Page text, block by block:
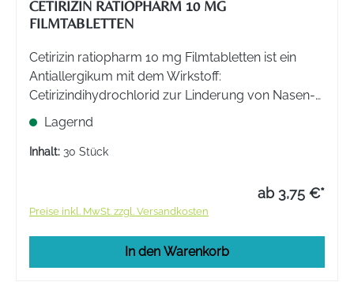
CETIRIZIN RATIOPHARM 10 MG
FILMTABLETTEN
Cetirizin ratiopharm 10 mg Filmtabletten ist ein
Antiallergikum mit dem Wirkstoff:
Cetirizindihydrochlorid zur Linderung von Nasen-
und Augensymptomen bei saisonaler und
allergischer Rhinitis. Zur Linderung von
Symptomen bei chronischer Nesselsucht.
Lagernd
Inhalt: 30 Stück
ab 3,75 €*
Preise inkl. MwSt. zzgl. Versandkosten
In den Warenkorb